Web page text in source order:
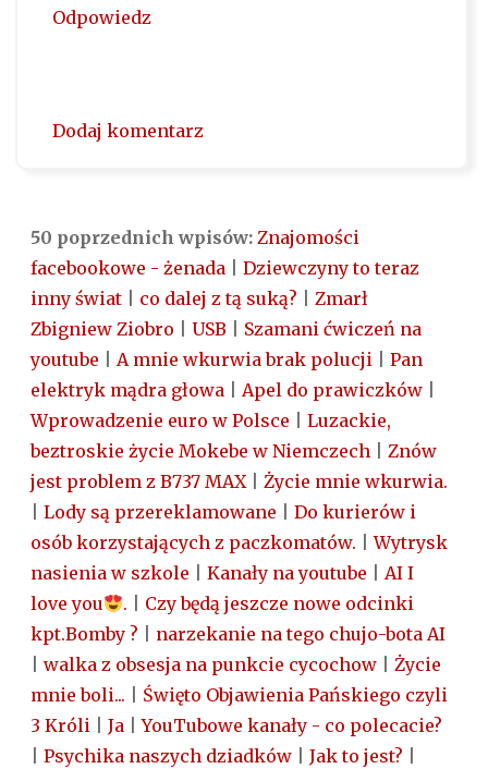
Odpowiedz
Dodaj komentarz
50 poprzednich wpisów: Znajomości
facebookowe - żenada
Dziewczyny to teraz
inny świat
co dalej z tą suką?
Zmarł
Zbigniew Ziobro
USB
Szamani ćwiczeń na
youtube
A mnie wkurwia brak polucji
Pan
elektryk mądra głowa
Apel do prawiczków
Wprowadzenie euro w Polsce
Luzackie,
beztroskie życie Mokebe w Niemczech
Znów
jest problem z B737 MAX| Życie mnie wkurwia.
Lody są przereklamowane
Do kurierów i
osób korzystających z paczkomatów. |Wytrysk
nasienia w szkole
Kanały na youtube
AI I
love you
.
Czy będą jeszcze nowe odcinki
kpt.Bomby ?
narzekanie na tego chujo-bota AI
walka z obsesja na punkcie cycochow
Życie
mnie boli...
Święto Objawienia Pańskiego czyli
3 Króli
Ja |YouTubowe kanały - co polecacie?
Psychika naszych dziadków Jak to jest?